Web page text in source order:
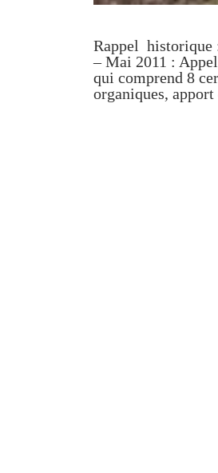
Rappel historique
– Mai 2011 :
qui comprend 8
organiques,